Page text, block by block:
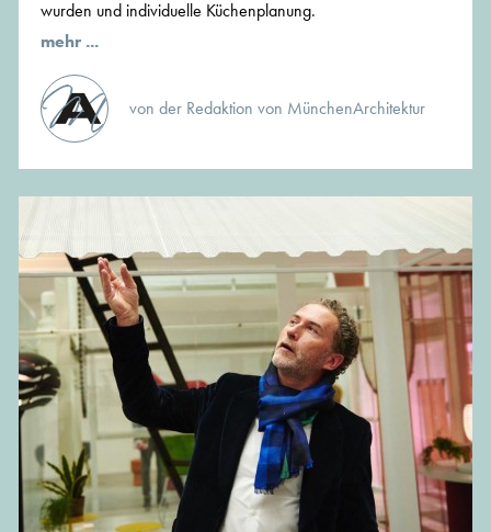
wurden und individuelle Küchenplanung.
mehr ...
von der Redaktion von MünchenArchitektur